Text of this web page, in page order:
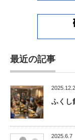
最近の記事
2025.12.2
ふくし
2025.6.7